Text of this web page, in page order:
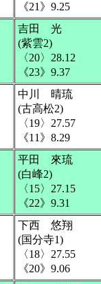
《21》9.25
吉田 光
(紫雲2)
〈20〉28.12
《23》9.37
中川 晴琉
(古高松2)
〈19〉27.57
《11》8.29
平田 來琉
(白峰2)
〈15〉27.15
《22》9.31
下西 悠翔
(国分寺1)
〈18〉27.55
《20》9.06